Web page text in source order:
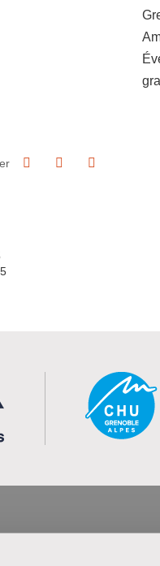
Partager sur Facebook
Partager sur